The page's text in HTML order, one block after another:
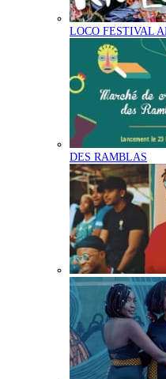
LOCO FESTIVAL
DES RAMBLAS